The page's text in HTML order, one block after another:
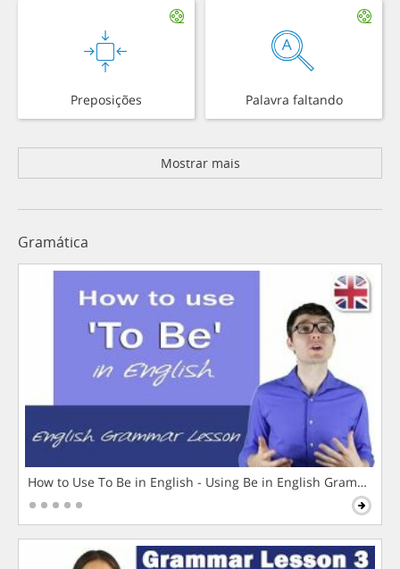
Preposições Palavra faltando
Mostrar mais
Gramática
How to Use To Be in English - Using Be in English Grammar